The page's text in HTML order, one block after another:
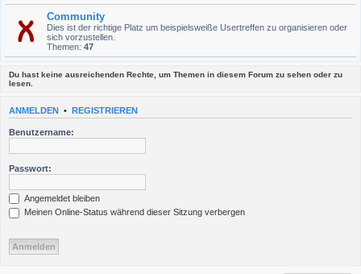
Community
Dies ist der richtige Platz um beispielsweiße Usertreffen zu organisieren oder
sich vorzustellen.
Themen: 47
Du hast keine ausreichenden Rechte, um Themen in diesem Forum zu sehen oder zu
lesen.
ANMELDEN • REGISTRIEREN
Benutzername:
Passwort:
Angemeldet bleiben
Meinen Online-Status während dieser Sitzung verbergen